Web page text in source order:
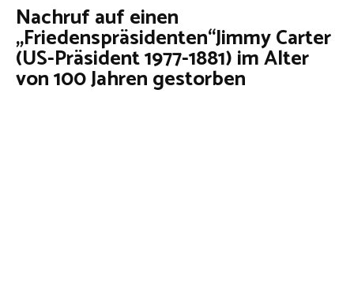
Nachruf auf einen
„Friedenspräsidenten“Jimmy Carter
(US-Präsident 1977-1881) im Alter
von 100 Jahren gestorben